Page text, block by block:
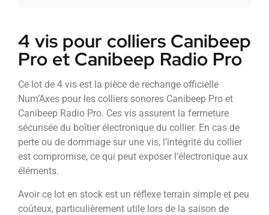
4 vis pour colliers Canibeep
Pro et Canibeep Radio Pro
Ce lot de 4 vis est la pièce de rechange officielle
Num’Axes pour les colliers sonores Canibeep Pro et
Canibeep Radio Pro. Ces vis assurent la fermeture
sécurisée du boîtier électronique du collier. En cas de
perte ou de dommage sur une vis, l’intégrité du collier
est compromise, ce qui peut exposer l’électronique aux
éléments.
Avoir ce lot en stock est un réflexe terrain simple et peu
coûteux, particulièrement utile lors de la saison de